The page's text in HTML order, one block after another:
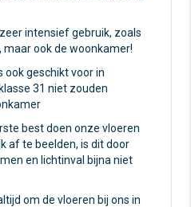
intensief gebruik, zoals
ook de woonkamer!
ook geschikt voor in
31 niet zouden
best doen onze vloeren
af te beelden, is dit door
en lichtinval bijna niet
om de vloeren bij ons in